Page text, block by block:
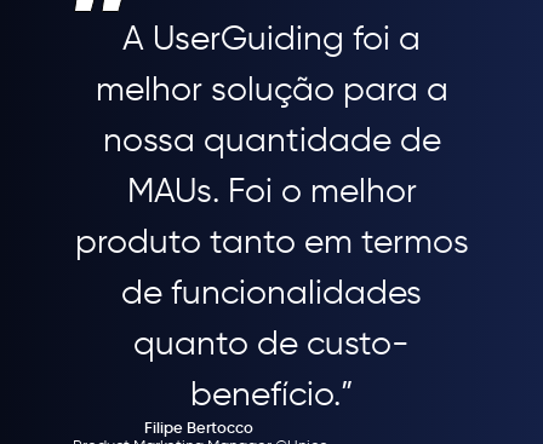
A UserGuiding foi a
melhor solução para a
nossa quantidade de
MAUs. Foi o melhor
produto tanto em termos
de funcionalidades
quanto de custo-
benefício.”
Filipe Bertocco